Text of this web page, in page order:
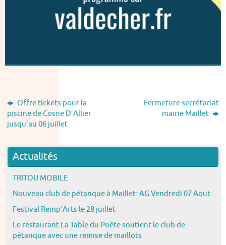
Offre tickets pour la
piscine de Cosne D’Allier
jusqu’au 06 juillet
Fermeture secrétariat
mairie Maillet
Actualités
TRITOU MOBILE
Nouveau club de pétanque à Maillet: AG Vendredi 07 Aout
Festival Remp’Arts le 28 juillet
Le restaurant La Table du Poête soutient le club de
pétanque avec une remise de maillots